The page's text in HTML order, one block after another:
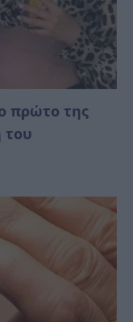
πρώτο της
του